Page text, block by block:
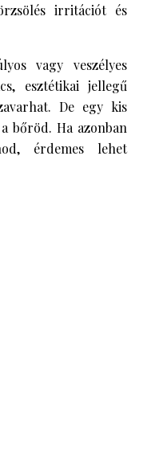
irritációt és
vagy veszélyes
esztétikai jellegű
De egy kis
bőröd. Ha azonban
érdemes lehet